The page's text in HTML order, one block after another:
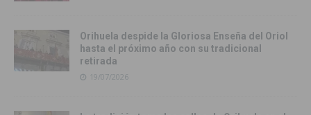
Orihuela despide la Gloriosa Enseña del Oriol
hasta el próximo año con su tradicional
retirada
19/07/2026